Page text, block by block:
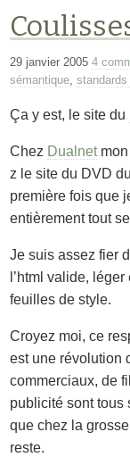
29 janvier 20054
sémantique,standards
Ça y est, le site du
Chez Dualnetmon
z le site du DVD
première fois que
entièrement tout
Je suis assez fier
l’html valide,
feuilles de style.
Croyez moi, ce
est une révolution
commerciaux, de
publicité sont tous
que chez la
reste.